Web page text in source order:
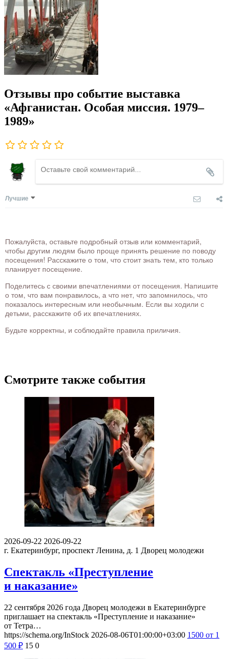
Отзывы про событие выставка
«Афганистан. Особая миссия. 1979–
1989»
Лучшие
Пожалуйста, оставьте подробный отзыв или комментарий,
чтобы другим людям было проще принять решение по поводу
посещения! Расскажите о том, что стоит знать тем, кто только
планирует посещение.
Поделитесь с своими впечатлениями от посещения. Напишите
о том, что вам понравилось, а что нет, что запомнилось, что
показалось интересным или необычным. Если вы ходили с
детьми, расскажите об их впечатлениях.
Будьте корректны, и соблюдайте правила приличия.
Смотрите также события
2026-09-22 2026-09-22
г. Екатеринбург, проспект Ленина, д. 1 Дворец молодежи
Спектакль «Преступление
и наказание»
22 сентября 2026 года Дворец молодежи в Екатеринбурге
приглашает на спектакль «Преступление и наказание»
от Тетра…
https://schema.org/InStock 2026-08-06T01:00:00+03:00 1500 от 1
500 ₽ 15 0